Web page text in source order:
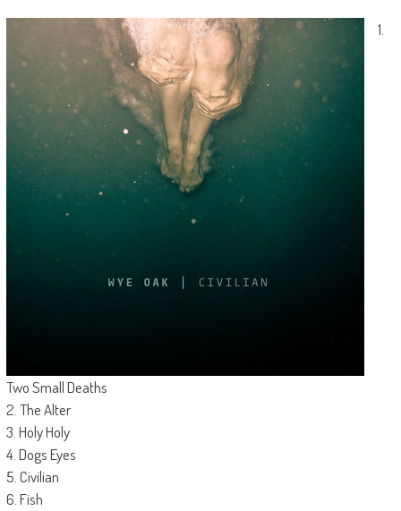
1.
Two Small Deaths
2. The Alter
3. Holy Holy
4. Dogs Eyes
5. Civilian
6. Fish